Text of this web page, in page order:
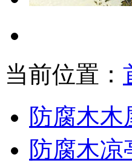
当前位置：
防腐木木
防腐木凉